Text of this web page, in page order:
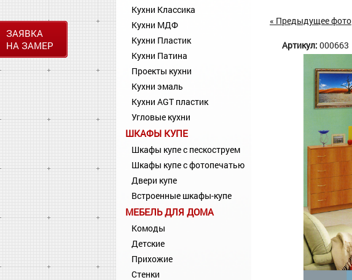
ЗАЯВКА
НА ЗАМЕР
Кухни Классика
Кухни МДФ
Кухни Пластик
Кухни Патина
Проекты кухни
Кухни эмаль
Кухни AGT пластик
Угловые кухни
ШКАФЫ КУПЕ
Шкафы купе с пескоструем
Шкафы купе с фотопечатью
Двери купе
Встроенные шкафы-купе
МЕБЕЛЬ ДЛЯ ДОМА
Комоды
Детские
Прихожие
Стенки
« Предыдущее фото
Артикул: 000663